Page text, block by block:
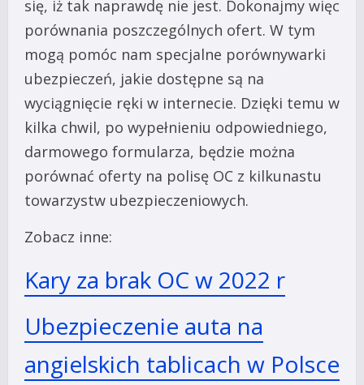
się, iż tak naprawdę nie jest. Dokonajmy więc
porównania poszczególnych ofert. W tym
mogą pomóc nam specjalne porównywarki
ubezpieczeń, jakie dostępne są na
wyciągnięcie ręki w internecie. Dzięki temu w
kilka chwil, po wypełnieniu odpowiedniego,
darmowego formularza, będzie można
porównać oferty na polisę OC z kilkunastu
towarzystw ubezpieczeniowych.
Zobacz inne:
Kary za brak OC w 2022 r
Ubezpieczenie auta na
angielskich tablicach w Polsce